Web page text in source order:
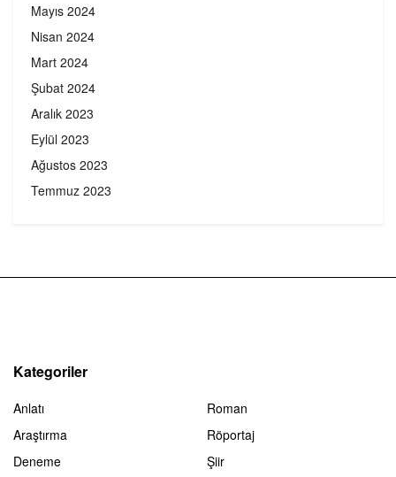
Mayıs 2024
Nisan 2024
Mart 2024
Şubat 2024
Aralık 2023
Eylül 2023
Ağustos 2023
Temmuz 2023
Kategoriler
Anlatı
Araştırma
Deneme
Roman
Röportaj
Şiir